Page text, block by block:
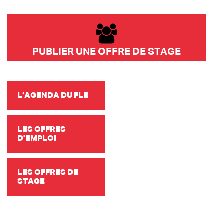
PUBLIER UNE OFFRE DE STAGE
L’AGENDA DU FLE
LES OFFRES
D'EMPLOI
LES OFFRES DE
STAGE